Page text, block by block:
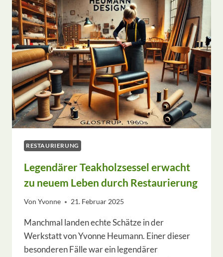
VERGEBEN!
RESTAURIERUNG
Legendärer Teakholzsessel erwacht
zu neuem Leben durch Restaurierung
Von Yvonne 21. Februar 2025
Manchmal landen echte Schätze in der
Werkstatt von Yvonne Heumann. Einer dieser
besonderen Fälle war ein legendärer